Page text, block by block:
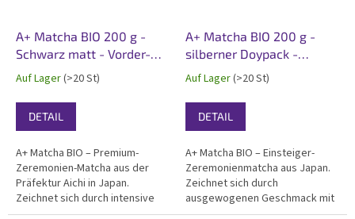
A+ Matcha BIO 200 g -
Schwarz matt - Vorder-
und Rücketikett
Auf Lager(>20 St)
DETAIL
A+ Matcha BIO – Premium-
Zeremonien-Matcha aus der
Präfektur Aichi in Japan.
Zeichnet sich durch intensive
grüne Farbe, sanftn Geschmack
A+ Matcha BIO 200 g -
silberner Doypack -
Vorder- und Rücketikett
Auf Lager(>20 St)
DETAIL
A+ Matcha BIO – Einsteiger-
Zeremonienmatcha aus Japan.
Zeichnet sich durch
ausgewogenen Geschmack mit
reichem Aroma und angenehme